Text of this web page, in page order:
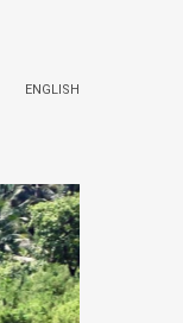
ENGLISH